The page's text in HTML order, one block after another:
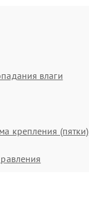
влаги
крепления (пятки)